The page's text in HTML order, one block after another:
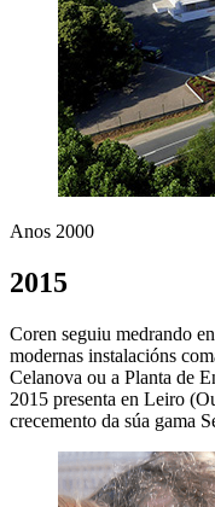
Anos 2000
2015
Coren seguiu medrando
modernas instalacións
Celanova ou a Planta de
2015 presenta en Leiro
crecemento da súa gama